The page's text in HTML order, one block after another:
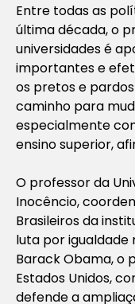
Entre todas as
última década, o
universidades é
importantes e
os pretos e
caminho para
especialmente
ensino superior,
O professor da
Inocêncio,
Brasileiros da
luta por igualdade
Barack Obama, o
Estados Unidos,
defende a